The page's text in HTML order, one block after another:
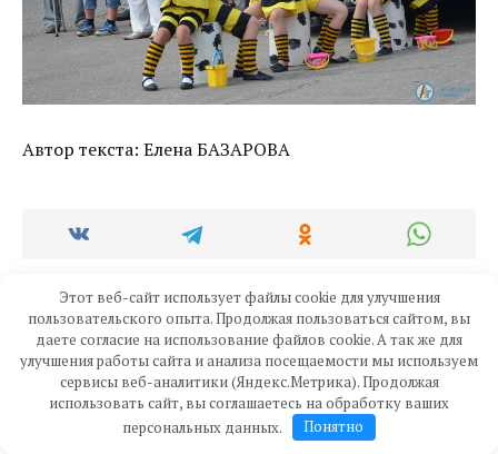
Автор текста: Елена БАЗАРОВА
Читайте также
Этот веб-сайт использует файлы cookie для улучшения
пользовательского опыта. Продолжая пользоваться сайтом, вы
даете согласие на использование файлов cookie. А так же для
улучшения работы сайта и анализа посещаемости мы используем
сервисы веб-аналитики (Яндекс.Метрика). Продолжая
использовать сайт, вы соглашаетесь на обработку ваших
персональных данных.
Понятно